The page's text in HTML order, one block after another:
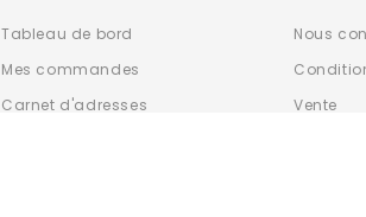
Tableau de bord
Mes commandes
Carnet d'adresses
Nous
Vente